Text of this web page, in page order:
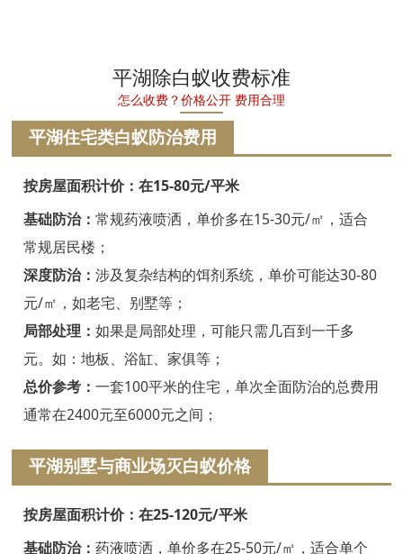
嘉兴白蚁防治
平湖白蚁防治
海宁白蚁防治
嘉善白蚁防治
海盐白蚁防治
湖州白蚁防治
长兴白蚁防治
安吉白蚁防治
平湖除白蚁收费标准
怎么收费？价格公开 费用合理
平湖住宅类白蚁防治费用
按房屋面积计价：在15-80元/平米
基础防治： 常规药液喷洒，单价多在15-30元/㎡，适合
常规居民楼；
深度防治： 涉及复杂结构的饵剂系统，单价可能达30-80
元/㎡，如老宅、别墅等；
局部处理： 如果是局部处理，可能只需几百到一千多
元。如：地板、浴缸、家俱等；
总价参考： 一套100平米的住宅，单次全面防治的总费用
通常在2400元至6000元之间；
平湖别墅与商业场灭白蚁价格
按房屋面积计价：在25-120元/平米
基础防治： 药液喷洒，单价多在25-50元/㎡，适合单个